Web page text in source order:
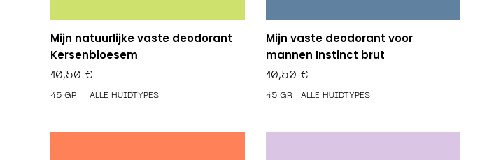
Mijn natuurlijke vaste deodorant
Kersenbloesem
10,50 €
45 GR – ALLE HUIDTYPES
Mijn vaste deodorant voor
mannen Instinct brut
10,50 €
45 GR -ALLE HUIDTYPES